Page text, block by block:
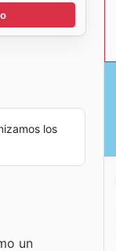
los
un